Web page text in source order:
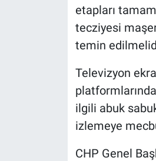
etapları
tecziyesi
temin
Televizyon
ilgili abuk
izlemeye
CHP Genel